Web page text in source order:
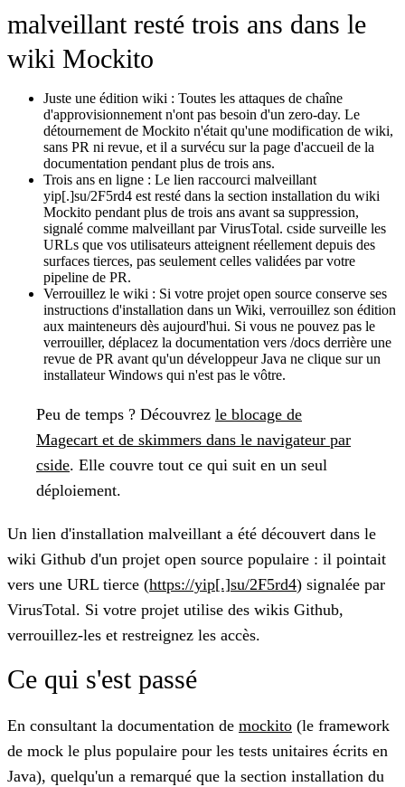
malveillant resté trois ans dans le
wiki Mockito
Juste une édition wiki : Toutes les attaques de chaîne
d'approvisionnement n'ont pas besoin d'un zero-day. Le
détournement de Mockito n'était qu'une modification de wiki,
sans PR ni revue, et il a survécu sur la page d'accueil de la
documentation pendant plus de trois ans.
Trois ans en ligne : Le lien raccourci malveillant
yip[.]su/2F5rd4 est resté dans la section installation du wiki
Mockito pendant plus de trois ans avant sa suppression,
signalé comme malveillant par VirusTotal. cside surveille les
URLs que vos utilisateurs atteignent réellement depuis des
surfaces tierces, pas seulement celles validées par votre
pipeline de PR.
Verrouillez le wiki : Si votre projet open source conserve ses
instructions d'installation dans un Wiki, verrouillez son édition
aux mainteneurs dès aujourd'hui. Si vous ne pouvez pas le
verrouiller, déplacez la documentation vers /docs derrière une
revue de PR avant qu'un développeur Java ne clique sur un
installateur Windows qui n'est pas le vôtre.
Peu de temps ? Découvrez le blocage de
Magecart et de skimmers dans le navigateur par
cside. Elle couvre tout ce qui suit en un seul
déploiement.
Un lien d'installation malveillant a été découvert dans le
wiki Github d'un projet open source populaire : il pointait
vers une URL tierce (https://yip[.]su/2F5rd4) signalée par
VirusTotal. Si votre projet utilise des wikis Github,
verrouillez-les et restreignez les accès.
Ce qui s'est passé
En consultant la documentation de mockito (le framework
de mock le plus populaire pour les tests unitaires écrits en
Java), quelqu'un a remarqué que la section installation du